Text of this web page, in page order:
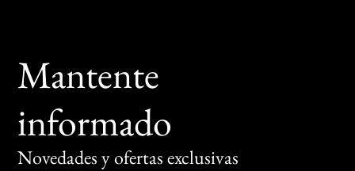
Mantente
informado
Novedades y ofertas exclusivas